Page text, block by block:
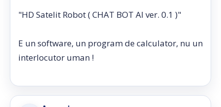
"HD Satelit Robot ( CHAT BOT AI ver. 0.1 )"
E un software, un program de calculator, nu un
interlocutor uman !